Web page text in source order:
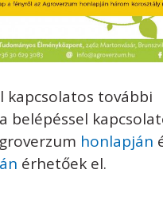
kapcsolatos további
belépéssel
honlapján
érhetőek el.